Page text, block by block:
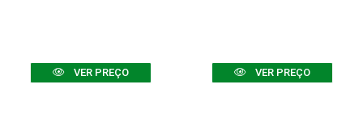
VER PREÇO VER PREÇO